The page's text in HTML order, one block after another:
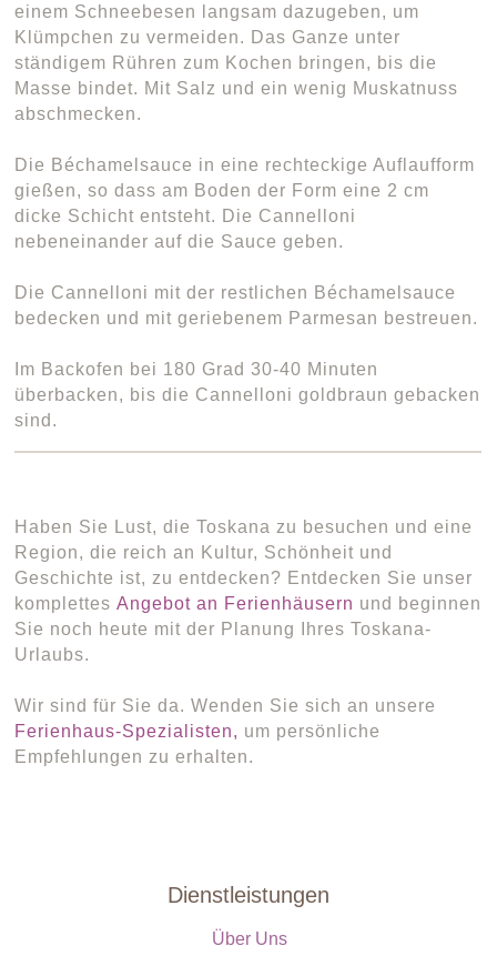
einem Schneebesen langsam dazugeben, um
Klümpchen zu vermeiden. Das Ganze unter
ständigem Rühren zum Kochen bringen, bis die
Masse bindet. Mit Salz und ein wenig Muskatnuss
abschmecken.
Die Béchamelsauce in eine rechteckige Auflaufform
gießen, so dass am Boden der Form eine 2 cm
dicke Schicht entsteht. Die Cannelloni
nebeneinander auf die Sauce geben.
Die Cannelloni mit der restlichen Béchamelsauce
bedecken und mit geriebenem Parmesan bestreuen.
Im Backofen bei 180 Grad 30-40 Minuten
überbacken, bis die Cannelloni goldbraun gebacken
sind.
Haben Sie Lust, die Toskana zu besuchen und eine
Region, die reich an Kultur, Schönheit und
Geschichte ist, zu entdecken? Entdecken Sie unser
komplettesAngebot an Ferienhäusern und beginnen
Sie noch heute mit der Planung Ihres Toskana-
Urlaubs.
Wir sind für Sie da. Wenden Sie sich an unsere
Ferienhaus-Spezialisten, um persönliche
Empfehlungen zu erhalten.
Dienstleistungen
Über Uns